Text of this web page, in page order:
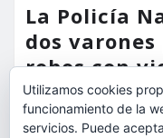
La Policía
dos
robos con
misma
torrent al dia
Utilizamos cookies
funcionamiento de la
servicios. Puede